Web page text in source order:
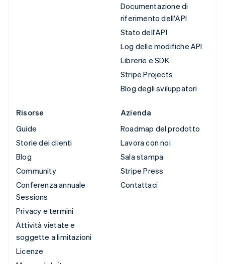
Documentazione di
riferimento dell'API
Stato dell'API
Log delle modifiche API
Librerie e SDK
Stripe Projects
Blog degli sviluppatori
Risorse
Guide
Storie dei clienti
Blog
Community
Conferenza annuale
Sessions
Privacy e termini
Attività vietate e
soggette a limitazioni
Licenze
Azienda
Roadmap del prodotto
Lavora con noi
Sala stampa
Stripe Press
Contattaci